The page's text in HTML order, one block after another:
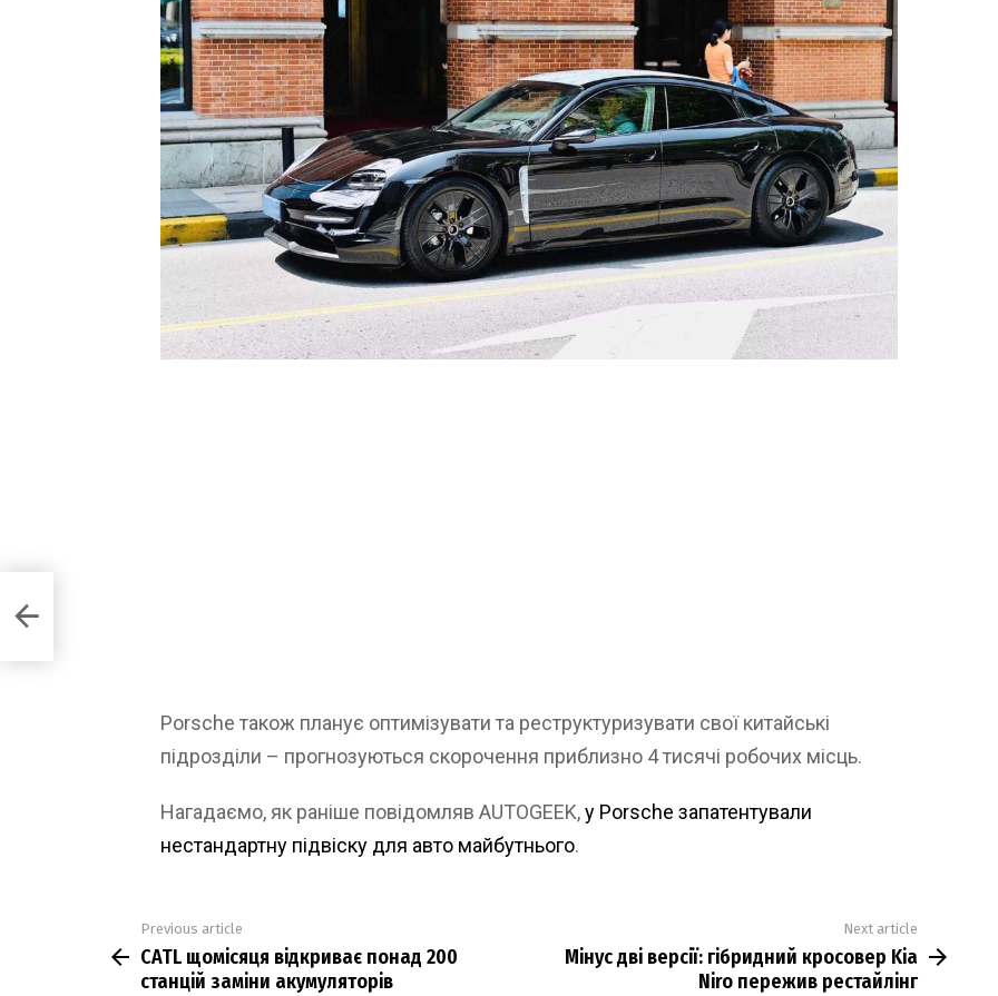
Porsche також планує оптимізувати та реструктуризувати свої китайські
підрозділи – прогнозуються скорочення приблизно 4 тисячі робочих місць.
Нагадаємо, як раніше повідомляв AUTOGEEK,у Porsche запатентували
нестандартну підвіску для авто майбутнього.
more
Previous article
CATL щомісяця відкриває понад 200
станцій заміни акумуляторів
Next article
Мінус дві версії: гібридний кросовер Kia
Niro пережив рестайлінг